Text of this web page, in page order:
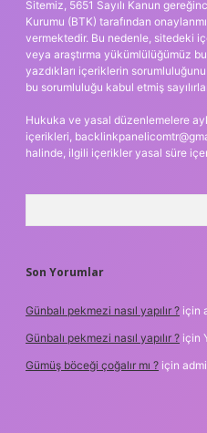
Sitemiz, 5651 Sayılı Kanun
Kurumu (BTK) tarafından
vermektedir. Bu nedenle, sitedeki
veya araştırma yükümlülüğümüz
yazdıkları içeriklerin
bu sorumluluğu kabul etmiş
Hukuka ve yasal düzenlemelere
içerikleri,
halinde, ilgili içerikler yasal süre
Son Yorumlar
Günbalı pekmezi nasıl yapılır ? için
Günbalı pekmezi nasıl yapılır ? için
Gümüş böceği çoğalır mı ? için